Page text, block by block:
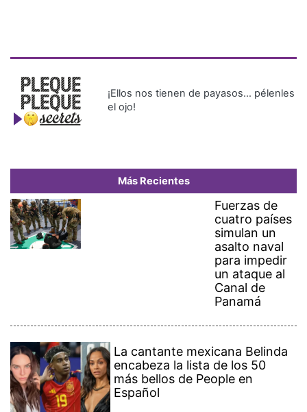
¡Ellos nos tienen de payasos… pélenles
el ojo!
Más Recientes
Fuerzas de
cuatro países
simulan un
asalto naval
para impedir
un ataque al
Canal de
Panamá
La cantante mexicana Belinda
encabeza la lista de los 50
más bellos de People en
Español